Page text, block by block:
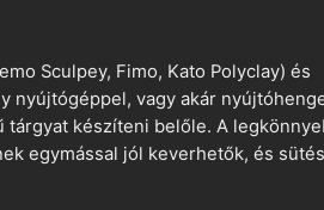
Sculpey, Fimo, Kato Polyclay) és
nyújtógéppel, vagy akár
készíteni belőle. A
egymással jól keverhetők, és sütés